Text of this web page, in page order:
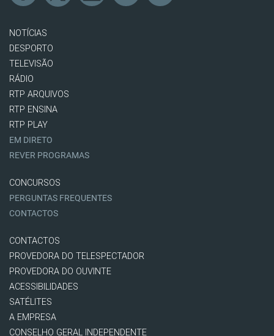
NOTÍCIAS
DESPORTO
TELEVISÃO
RÁDIO
RTP ARQUIVOS
RTP ENSINA
RTP PLAY
EM DIRETO
REVER PROGRAMAS
CONCURSOS
PERGUNTAS FREQUENTES
CONTACTOS
CONTACTOS
PROVEDORA DO TELESPECTADOR
PROVEDORA DO OUVINTE
ACESSIBILIDADES
SATÉLITES
A EMPRESA
CONSELHO GERAL INDEPENDENTE